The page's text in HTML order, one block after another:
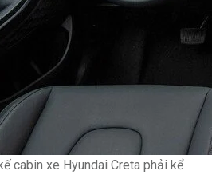
cabin xe Hyundai Creta phải kể